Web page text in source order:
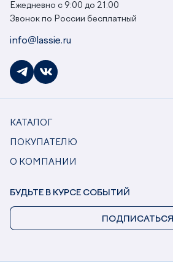
Ежедневно с 9:00 до 21:00
Звонок по России бесплатный
info@lassie.ru
КАТАЛОГ
ПОКУПАТЕЛЮ
О КОМПАНИИ
БУДЬТЕ В КУРСЕ СОБЫТИЙ
ПОДПИСАТЬСЯ